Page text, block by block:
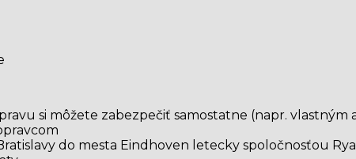
si môžete zabezpečiť samostatne (napr.
do mesta Eindhoven letecky spoločnosťou